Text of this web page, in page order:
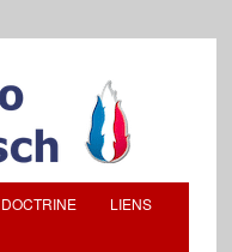
DOCTRINE LIENS